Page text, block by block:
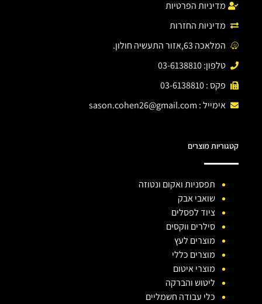
מדיניות הפרטיות
מדיניות החזרות
המלאכה 63,אזור התעשיה חולון.
טלפון: 03-6138810
פקס : 03-6138810
אימייל : sason.cohen26@gmail.com
קטגוריות מוצרים
תפסניות ואקום ונטוזה
שואבי אבק
ציוד לפסלים
סילרים ווקסים
מוצרים לעץ
מוצרים כללי
מוצרי איטום
ליטוש והברקה
כלי עבודה חשמליים